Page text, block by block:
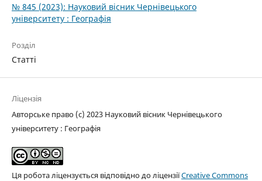
№ 845 (2023): Науковий вісник Чернівецького
університету : Географія
Розділ
Статті
Ліцензія
Авторське право (c) 2023 Науковий вісник Чернівецького
університету : Географія
Ця робота ліцензується відповідно до ліцензіїCreative Commons